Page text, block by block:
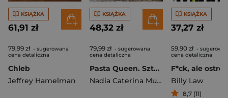
KSIĄŻKA
61,91 zł
79,99 zł - sugerowana
cena detaliczna
Chleb
Jeffrey Hamelman
KSIĄŻKA
48,32 zł
79,99 zł - sugerowana
cena detaliczna
Pasta Queen. Sztuka gotowania po włosku
Nadia Caterina Munno
KSIĄŻKA
37,27 zł
59,90 zł -
cena detaliczna
Billy Law
8,7 (11)